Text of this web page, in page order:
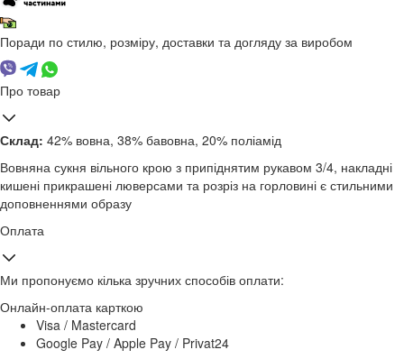
Поради по стилю, розміру, доставки та догляду за виробом
Про товар
Склад: 42% вовна, 38% бавовна, 20% поліамід
Вовняна сукня вільного крою з припіднятим рукавом 3/4, накладні
кишені прикрашені люверсами та розріз на горловині є стильними
доповненнями образу
Оплата
Ми пропонуємо кілька зручних способів оплати:
Онлайн-оплата карткою
Visa / Mastercard
Google Pay / Apple Pay / Privat24